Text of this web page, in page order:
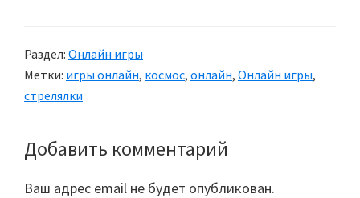
Раздел: Онлайн игры
Метки: игры онлайн, космос, онлайн, Онлайн игры,
стрелялки
Reader
Interactions
Добавить комментарий
Ваш адрес email не будет опубликован.